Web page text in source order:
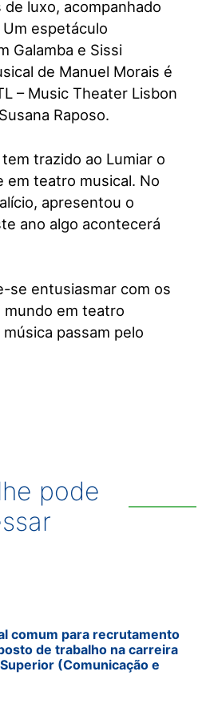
luxo, acompanhado
espetáculo
Galamba e Sissi
de Manuel Morais é
– Music Theater Lisbon
Raposo.
tem trazido ao Lumiar o
em teatro musical. No
apresentou o
ano algo acontecerá
se entusiasmar com os
em teatro
passam pelo
pode
comum para recrutamento
de trabalho na carreira
(Comunicação e